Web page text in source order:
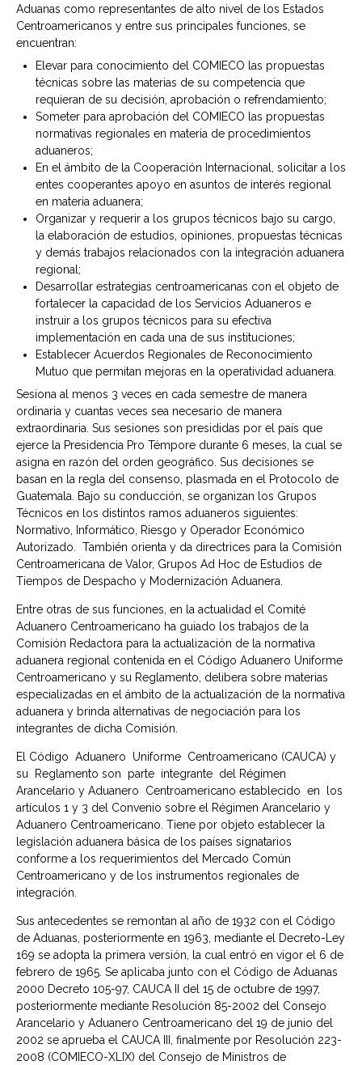
Aduanas como representantes de alto nivel de los Estados
Centroamericanos y entre sus principales funciones, se
encuentran:
Elevar para conocimiento del COMIECO las propuestas
técnicas sobre las materias de su competencia que
requieran de su decisión, aprobación o refrendamiento;
Someter para aprobación del COMIECO las propuestas
normativas regionales en materia de procedimientos
aduaneros;
En el ámbito de la Cooperación Internacional, solicitar a los
entes cooperantes apoyo en asuntos de interés regional
en materia aduanera;
Organizar y requerir a los grupos técnicos bajo su cargo,
la elaboración de estudios, opiniones, propuestas técnicas
y demás trabajos relacionados con la integración aduanera
regional;
Desarrollar estrategias centroamericanas con el objeto de
fortalecer la capacidad de los Servicios Aduaneros e
instruir a los grupos técnicos para su efectiva
implementación en cada una de sus instituciones;
Establecer Acuerdos Regionales de Reconocimiento
Mutuo que permitan mejoras en la operatividad aduanera.
Sesiona al menos 3 veces en cada semestre de manera
ordinaria y cuantas veces sea necesario de manera
extraordinaria. Sus sesiones son presididas por el país que
ejerce la Presidencia Pro Témpore durante 6 meses, la cual se
asigna en razón del orden geográfico. Sus decisiones se
basan en la regla del consenso, plasmada en el Protocolo de
Guatemala. Bajo su conducción, se organizan los Grupos
Técnicos en los distintos ramos aduaneros siguientes:
Normativo, Informático, Riesgo y Operador Económico
Autorizado. También orienta y da directrices para la Comisión
Centroamericana de Valor, Grupos Ad Hoc de Estudios de
Tiempos de Despacho y Modernización Aduanera.
Entre otras de sus funciones, en la actualidad el Comité
Aduanero Centroamericano ha guiado los trabajos de la
Comisión Redactora para la actualización de la normativa
aduanera regional contenida en el Código Aduanero Uniforme
Centroamericano y su Reglamento, delibera sobre materias
especializadas en el ámbito de la actualización de la normativa
aduanera y brinda alternativas de negociación para los
integrantes de dicha Comisión.
El Código Aduanero Uniforme Centroamericano (CAUCA) y
su Reglamento son parte integrante del Régimen
Arancelario y Aduanero Centroamericano establecido en los
artículos 1 y 3 del Convenio sobre el Régimen Arancelario y
Aduanero Centroamericano. Tiene por objeto establecer la
legislación aduanera básica de los países signatarios
conforme a los requerimientos del Mercado Común
Centroamericano y de los instrumentos regionales de
integración.
Sus antecedentes se remontan al año de 1932 con el Código
de Aduanas, posteriormente en 1963, mediante el Decreto-Ley
169 se adopta la primera versión, la cual entró en vigor el 6 de
febrero de 1965. Se aplicaba junto con el Código de Aduanas
2000 Decreto 105-97, CAUCA II del 15 de octubre de 1997,
posteriormente mediante Resolución 85-2002 del Consejo
Arancelario y Aduanero Centroamericano del 19 de junio del
2002 se aprueba el CAUCA III, finalmente por Resolución 223-
2008 (COMIECO-XLIX) del Consejo de Ministros de